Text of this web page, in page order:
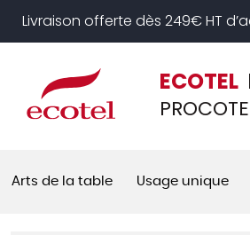
Livraison offerte dès 249€ HT
ECOTEL
Arts de la table Usage unique
Panneau de gestion des cookies